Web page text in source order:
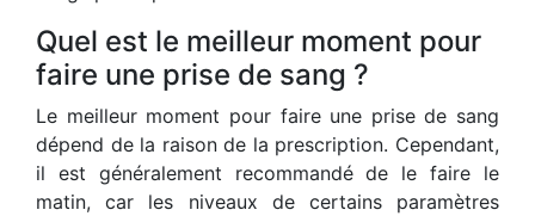
Quel est le meilleur moment pour
faire une prise de sang ?
Le meilleur moment pour faire une prise de sang
dépend de la raison de la prescription. Cependant,
il est généralement recommandé de le faire le
matin, car les niveaux de certains paramètres